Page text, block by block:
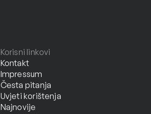
Korisni linkovi
Kontakt
Impressum
Česta pitanja
Uvjeti korištenja
Najnovije